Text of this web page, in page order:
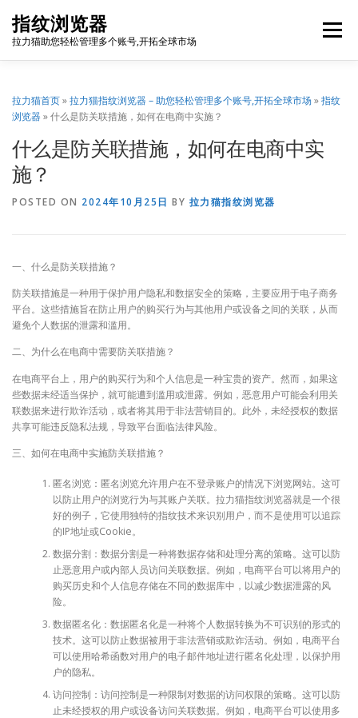
content
指纹浏览器
拉力猫助您轻松管理多个账号,开拓全球市场
Menu
联系我们 免费注册 账号登录 软件下载
拉力猫首页»拉力猫指纹浏览器 – 助您轻松管理多个账号,开拓全球市场»指纹
浏览器»什么是防关联措施，如何在电商中实施？
什么是防关联措施，如何在电商中实
施？
POSTED ON 2024年10月25日 BY 拉力猫指纹浏览器
一、什么是防关联措施？
防关联措施是一种用于保护用户隐私和数据安全的策略，主要应用于电子商务
平台。这些措施旨在防止用户的购买行为与其他用户或设备之间的关联，从而
避免个人数据的泄露和滥用。
二、为什么在电商中需要防关联措施？
在电商平台上，用户的购买行为和个人信息是一种宝贵的资产。然而，如果这
些数据未经适当保护，就可能遭到滥用或泄露。例如，恶意用户可能会利用关
联数据来进行欺诈活动，或者将其用于非法营销目的。此外，未经授权的数据
共享可能违反隐私法规，导致平台面临法律风险。
三、如何在电商中实施防关联措施？
匿名浏览：匿名浏览允许用户在不登录账户的情况下浏览网站。这可
以防止用户的浏览行为与其账户关联。拉力猫指纹浏览器就是一个很
好的例子，它使用独特的指纹技术来识别用户，而不是使用可以追踪
的IP地址或Cookie。
数据分割：数据分割是一种将数据存储和处理分离的策略。这可以防
止恶意用户或内部人员访问关联数据。例如，电商平台可以将用户的
购买历史和个人信息存储在不同的数据库中，以减少数据泄露的风
险。
数据匿名化：数据匿名化是一种将个人数据转换为不可识别的形式的
技术。这可以防止数据被用于非法营销或欺诈活动。例如，电商平台
可以使用哈希函数对用户的电子邮件地址进行匿名化处理，以保护用
户的隐私。
访问控制：访问控制是一种限制对数据的访问权限的策略。这可以防
止未经授权的用户或设备访问关联数据。例如，电商平台可以使用多